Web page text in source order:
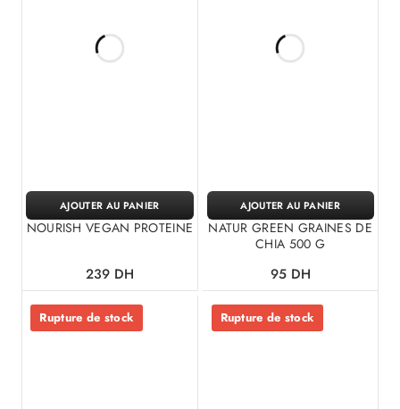
NOURISH VEGAN PROTEINE
239 DH
AJOUTER AU PANIER
NATUR GREEN GRAINES DE
CHIA 500 G
95 DH
AJOUTER AU PANIER
Rupture de stock Rupture de stock